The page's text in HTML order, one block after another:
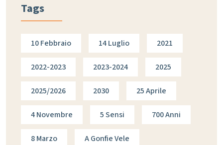
Tags
10 Febbraio 14 Luglio 2021
2022-2023 2023-2024 2025
2025/2026 2030 25 Aprile
4 Novembre 5 Sensi 700 Anni
8 Marzo A Gonfie Vele